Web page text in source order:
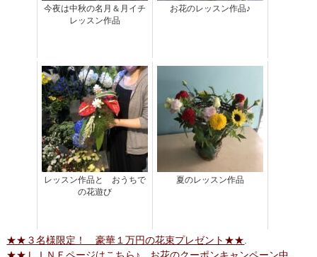
今夜は中秋の名月＆月イチ
レッスン作品
お花のレッスン作品♪
レッスン作品と おうちで
の花遊び
夏のレッスン作品
★★３名様限定！ 豪華１万円の花束プレゼント★★